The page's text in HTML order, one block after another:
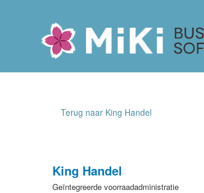
Miki-Business-Software
Terug naar King Handel
King Handel
Geïntegreerde voorraadadministratie